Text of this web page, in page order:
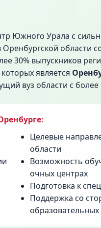
Южного Урала с
области
30% выпускников
является
вуз области с
Целевые
области
Возможность
очных центрах
Подготовка к
Поддержка со